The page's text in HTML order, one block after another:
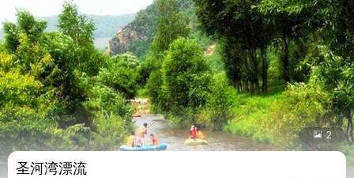
 2
圣河湾漂流
